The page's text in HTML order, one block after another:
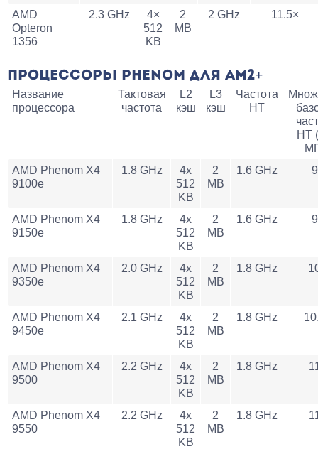
AMD
Opteron
1356
2.3 GHz
4×
512
KB
2
MB
2 GHz 11.5×
ПРОЦЕССОРЫ PHENOM ДЛЯ AM2+
Название
процессора
Тактовая
частота
L2
кэш
L3
кэш
Частота
HT
HT
AMD Phenom X4
9100e
1.8 GHz
4x
512
KB
2
MB
1.6 GHz
AMD Phenom X4
9150e
1.8 GHz
4x
512
KB
2
MB
1.6 GHz
AMD Phenom X4
9350e
2.0 GHz
4x
512
KB
2
MB
1.8 GHz
AMD Phenom X4
9450e
2.1 GHz
4x
512
KB
2
MB
1.8 GHz
AMD Phenom X4
9500
2.2 GHz
4x
512
KB
2
MB
1.8 GHz
AMD Phenom X4
9550
2.2 GHz
4x
512
KB
2
MB
1.8 GHz